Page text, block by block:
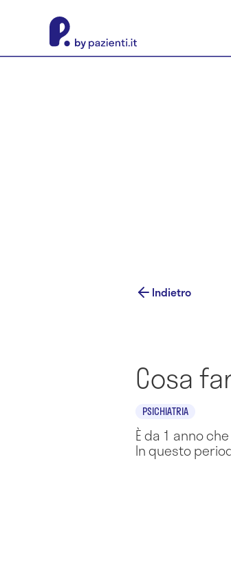
Indietro
Cosa
PSICHIATRIA
È da 1 anno
In questo